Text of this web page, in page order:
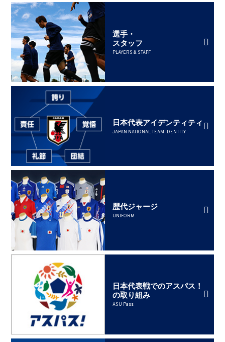
選手・
スタッフ
PLAYERS & STAFF
日本代表アイデンティティ
JAPAN NATIONAL TEAM IDENTITY
歴代ジャージ
UNIFORM
日本代表戦でのアスパス！
の取り組み
ASU Pass